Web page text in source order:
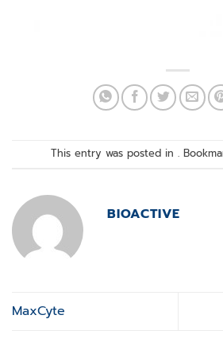
This entry was posted in .
BIOACTIVE
MaxCyte